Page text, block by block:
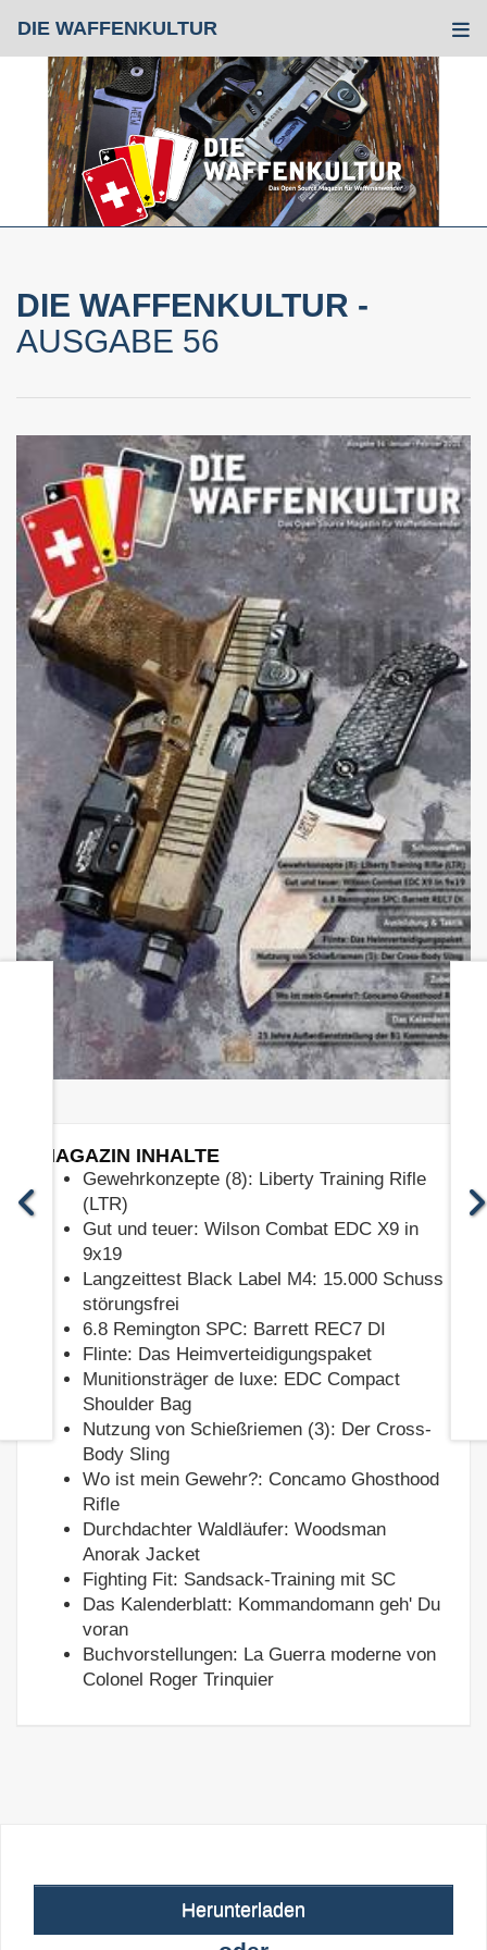
DIE WAFFENKULTUR
DIE WAFFENKULTUR -
AUSGABE 56
MAGAZIN INHALTE
Gewehrkonzepte (8): Liberty Training Rifle
(LTR)
Gut und teuer: Wilson Combat EDC X9 in
9x19
Langzeittest Black Label M4: 15.000 Schuss
störungsfrei
6.8 Remington SPC: Barrett REC7 DI
Flinte: Das Heimverteidigungspaket
Munitionsträger de luxe: EDC Compact
Shoulder Bag
Nutzung von Schießriemen (3): Der Cross-
Body Sling
Wo ist mein Gewehr?: Concamo Ghosthood
Rifle
Durchdachter Waldläufer: Woodsman
Anorak Jacket
Fighting Fit: Sandsack-Training mit SC
Das Kalenderblatt: Kommandomann geh' Du
voran
Buchvorstellungen: La Guerra moderne von
Colonel Roger Trinquier
Herunterladen